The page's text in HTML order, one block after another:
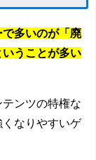
多いのが「廃
うことが多い
ンツの特権な
なりやすいゲ